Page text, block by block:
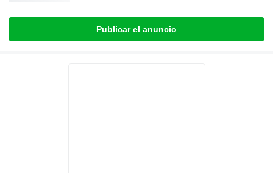
Publicar el anuncio